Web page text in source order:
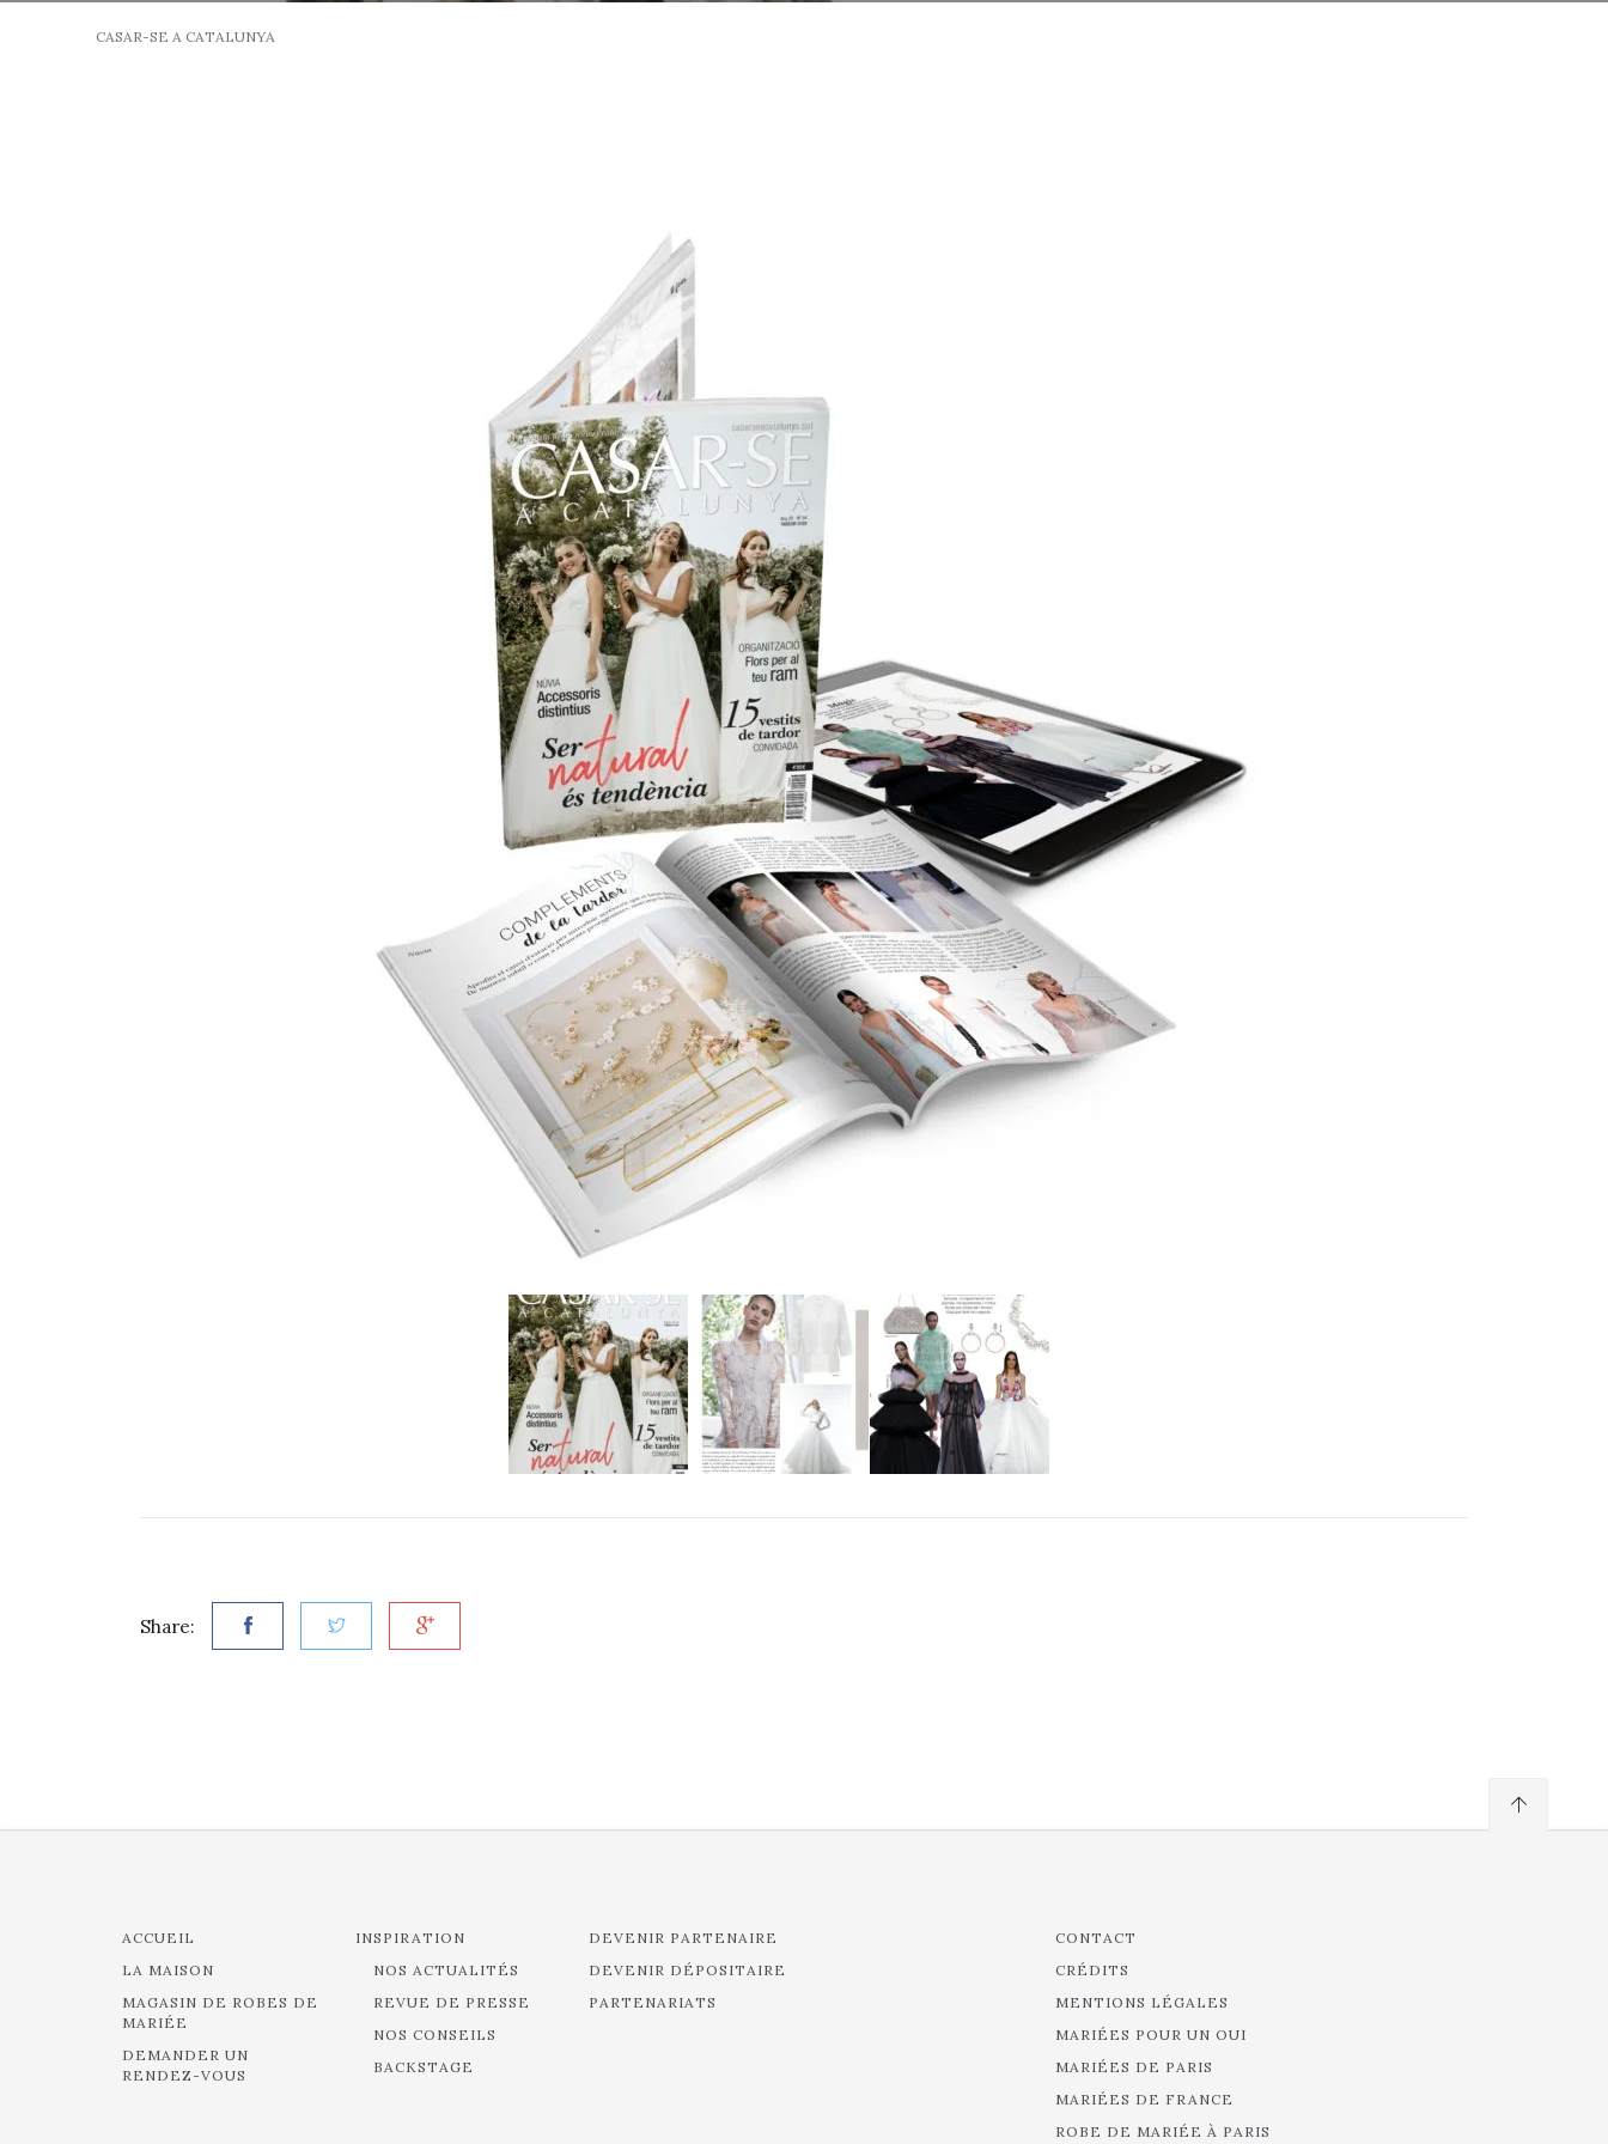
CASAR-SE A CATALUNYA
Share:
ACCUEIL
LA MAISON
MAGASIN DE ROBES DE
MARIÉE
DEMANDER UN
RENDEZ-VOUS
INSPIRATION
NOS ACTUALITÉS
REVUE DE PRESSE
NOS CONSEILS
BACKSTAGE
DEVENIR PARTENAIRE
DEVENIR DÉPOSITAIRE
PARTENARIATS
CONTACT
CRÉDITS
MENTIONS LÉGALES
MARIÉES POUR UN OUI
MARIÉES DE PARIS
MARIÉES DE FRANCE
ROBE DE MARIÉE À PARIS